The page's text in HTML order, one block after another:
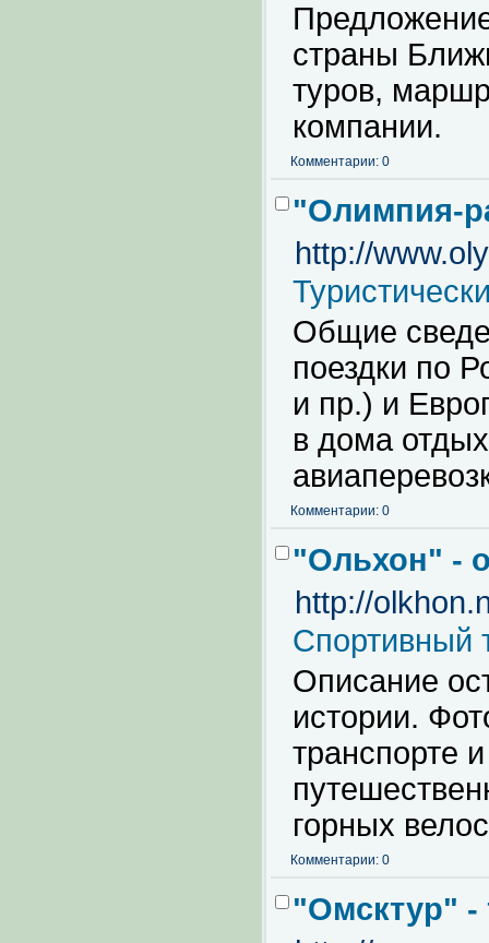
страны
туров,
компании.
Комментарии: 0
"Олимпия-
http://
Общие
поездки по
и пр.) и
в дома
Комментарии: 0
"Ольхон" -
http://
Спортивный
Описание
истории.
транспорте
горных
Комментарии: 0
"Омсктур" -